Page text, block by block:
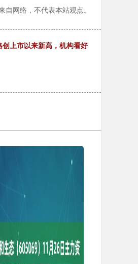
自网络，不代表本站观点。
上市以来新高，机构看好